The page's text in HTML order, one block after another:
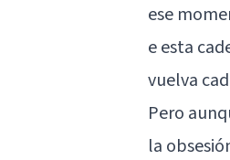
ese
e esta
vuelva
Pero
la